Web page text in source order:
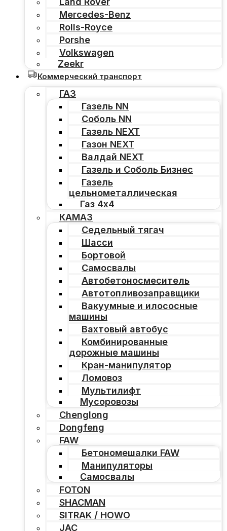
Mercedes-Benz
Rolls-Royce
Porshe
Volkswagen
Zeekr
Коммерческий транспорт
ГАЗ
Газель NN
Соболь NN
Газель NEXT
Газон NEXT
Валдай NEXT
Газель и Соболь Бизнес
Газель
цельнометаллическая
Газ 4х4
КАМАЗ
Седельный тягач
Шасси
Бортовой
Самосвалы
Автобетоносмеситель
Автотопливозаправщики
Вакуумные и илососные
машины
Вахтовый автобус
Комбинированные
дорожные машины
Кран-манипулятор
Ломовоз
Мультилифт
Мусоровозы
Chenglong
Dongfeng
FAW
Бетономешалки FAW
Манипуляторы
Самосвалы
FOTON
SHACMAN
SITRAK / HOWO
JAC